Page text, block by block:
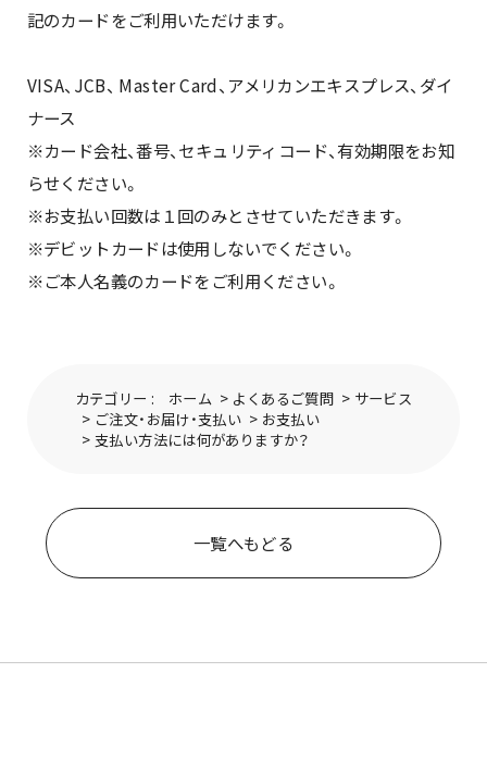
記のカードをご利用いただけます。
VISA、JCB、 Master Card、アメリカンエキスプレス、ダイ
ナース
※カード会社、番号、セキュリティコード、有効期限をお知
らせください。
※お支払い回数は１回のみとさせていただきます。
※デビットカードは使用しないでください。
※ご本人名義のカードをご利用ください。
カテゴリー : ホーム > よくあるご質問 > サービス
> ご注文・お届け・支払い > お支払い
> 支払い方法には何がありますか？
一覧へもどる